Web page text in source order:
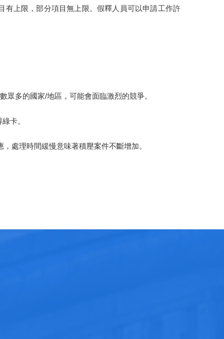
有上限，部分項目無上限。假釋人員可以申請工作許
多的國家/地區，可能會面臨激烈的競爭。
卡。
處理時間緩慢意味著積壓案件不斷增加。